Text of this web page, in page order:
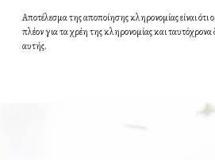
Αποτέλεσμα της αποποίησης κληρονομίας είναι ότι
πλέον για τα χρέη της κληρονομίας και
αυτής.